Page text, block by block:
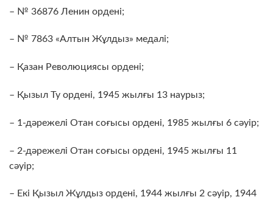
– № 36876 Ленин ордені;
– № 7863 «Алтын Жұлдыз» медалі;
– Қазан Революциясы ордені;
– Қызыл Ту ордені, 1945 жылғы 13 наурыз;
– 1-дәрежелі Отан соғысы ордені, 1985 жылғы 6 сәуір;
– 2-дәрежелі Отан соғысы ордені, 1945 жылғы 11
сәуір;
– Екі Қызыл Жұлдыз ордені, 1944 жылғы 2 сәуір, 1944